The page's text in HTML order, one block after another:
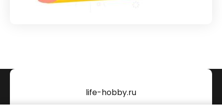
life-hobby.ru